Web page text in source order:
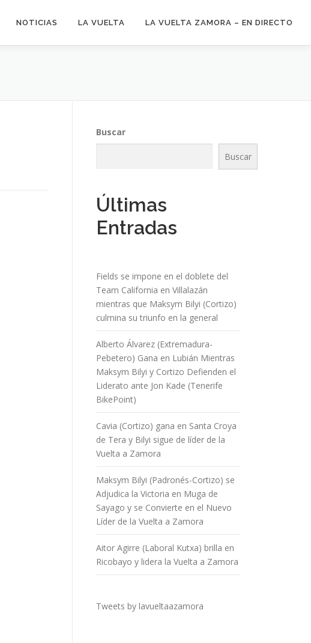
NOTICIAS LA VUELTA LA VUELTA ZAMORA – EN DIRECTO
Buscar
Buscar
Últimas
Entradas
Fields se impone en el doblete del
Team California en Villalazán
mientras que Maksym Bilyi (Cortizo)
culmina su triunfo en la general
Alberto Álvarez (Extremadura-
Pebetero) Gana en Lubián Mientras
Maksym Bilyi y Cortizo Defienden el
Liderato ante Jon Kade (Tenerife
BikePoint)
Cavia (Cortizo) gana en Santa Croya
de Tera y Bilyi sigue de líder de la
Vuelta a Zamora
Maksym Bilyi (Padronés-Cortizo) se
Adjudica la Victoria en Muga de
Sayago y se Convierte en el Nuevo
Líder de la Vuelta a Zamora
Aitor Agirre (Laboral Kutxa) brilla en
Ricobayo y lidera la Vuelta a Zamora
Tweets by lavueltaazamora